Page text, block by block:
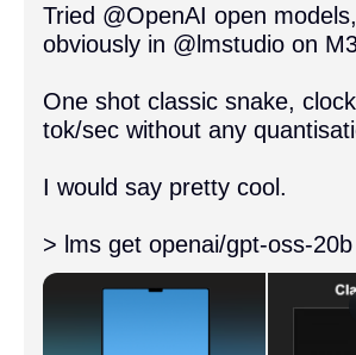
Tried @OpenAI open
obviously in @lmstudio on
One shot classic snake,
tok/sec without any
I would say pretty cool.
> lms get openai/gpt-oss-20b